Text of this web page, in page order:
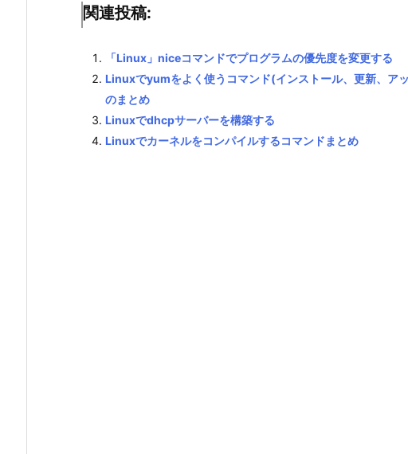
関連投稿:
「Linux」niceコマンドでプログラムの優先度を変更する
Linuxでyumをよく使うコマンド(インストール、更新、ア
のまとめ
Linuxでdhcpサーバーを構築する
Linuxでカーネルをコンパイルするコマンドまとめ